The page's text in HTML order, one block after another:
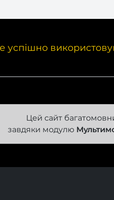
Цей сайт
завдяки модулю